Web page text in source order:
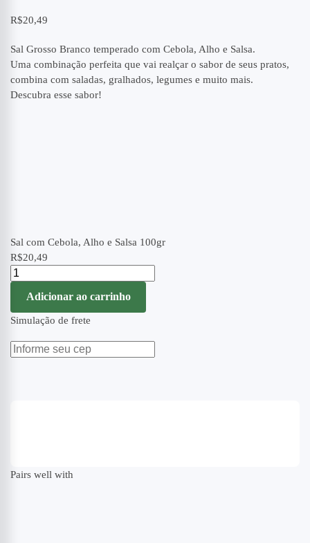
R$20,49
Sal Grosso Branco temperado com Cebola, Alho e Salsa.
Uma combinação perfeita que vai realçar o sabor de seus pratos,
combina com saladas, gralhados, legumes e muito mais.
Descubra esse sabor!
Sal com Cebola, Alho e Salsa 100gr
R$20,49
Adicionar ao carrinho
Simulação de frete
Pairs well with